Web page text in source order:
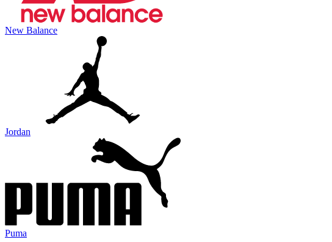
New Balance
Jordan
Puma